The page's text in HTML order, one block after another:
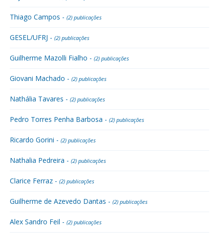
Thiago Campos - (2) publicações
GESEL/UFRJ - (2) publicações
Guilherme Mazolli Fialho - (2) publicações
Giovani Machado - (2) publicações
Nathália Tavares - (2) publicações
Pedro Torres Penha Barbosa - (2) publicações
Ricardo Gorini - (2) publicações
Nathalia Pedreira - (2) publicações
Clarice Ferraz - (2) publicações
Guilherme de Azevedo Dantas - (2) publicações
Alex Sandro Feil - (2) publicações